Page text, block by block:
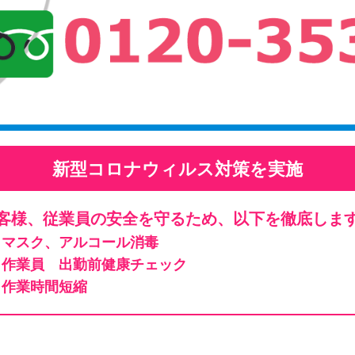
新型コロナウィルス対策を実施
様、従業員の安全を守るため、以下を徹底しま
マスク、アルコール消毒
作業員 出勤前健康チェック
作業時間短縮